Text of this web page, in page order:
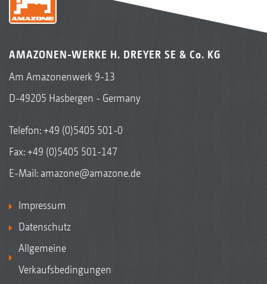
AMAZONEN-WERKE H. DREYER SE & Co. KG
Am Amazonenwerk 9-13
D-49205 Hasbergen - Germany
Telefon:+49 (0)5405 501-0
Fax: +49 (0)5405 501-147
E-Mail: amazone@amazone.de
Impressum
Datenschutz
Allgemeine
Verkaufsbedingungen